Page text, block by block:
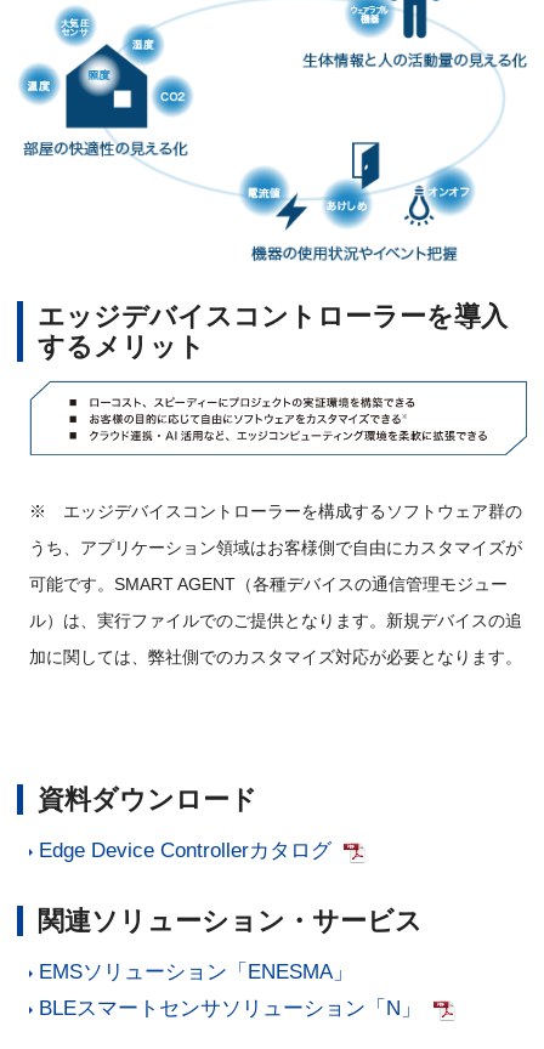
エッジデバイスコントローラーを導入
するメリット
※ エッジデバイスコントローラーを構成するソフトウェア群の
うち、アプリケーション領域はお客様側で自由にカスタマイズが
可能です。SMART AGENT（各種デバイスの通信管理モジュー
ル）は、実行ファイルでのご提供となります。新規デバイスの追
加に関しては、弊社側でのカスタマイズ対応が必要となります。
資料ダウンロード
Edge Device Controllerカタログ
関連ソリューション・サービス
EMSソリューション「ENESMA」
BLEスマートセンサソリューション「N」